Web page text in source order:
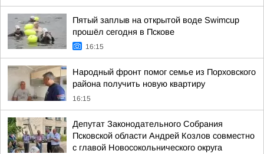
Пятый заплыв на открытой воде Swimcup
прошёл сегодня в Пскове
16:15
Народный фронт помог семье из Порховского
района получить новую квартиру
16:15
Депутат Законодательного Собрания
Псковской области Андрей Козлов совместно
с главой Новосокольнического округа